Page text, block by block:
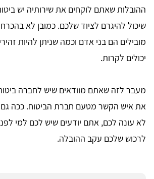
ההובלות שאתם לוקחים את שירותיה יש
שיכול להיגרם לציוד שלכם. כמובן לא
מובילים הם בני אדם וכמה שניתן להיות
יכולים לקרות.
מעבר לזה שאתם מוודאים שיש לחברה
את איש הקשר מטעם חברת הביטוח. ככה
לא עונה לכם, אתם יודעים שיש לכם למי
לרכוש שלכם עקב ההובלה.